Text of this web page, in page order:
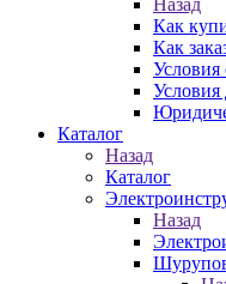
Назад
Как
Как
Условия
Условия
Каталог
Назад
Каталог
Назад